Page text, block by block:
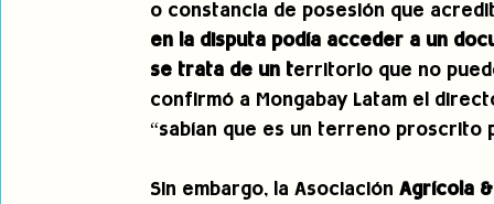
o constancia de posesión que
en la disputa podía acceder a un
se trata de un territorio que no
confirmó a Mongabay Latam el
“sabían que es un terreno proscrito
Sin embargo, la Asociación Agrícola